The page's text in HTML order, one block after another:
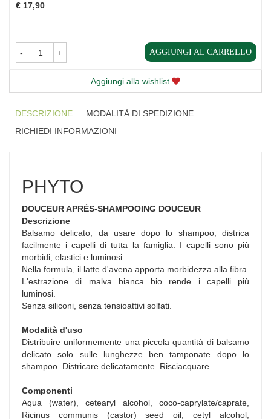
€ 17,90
- + AGGIUNGI AL CARRELLO
Aggiungi alla wishlist
DESCRIZIONE
MODALITÀ DI SPEDIZIONE
RICHIEDI INFORMAZIONI
PHYTO
DOUCEUR APRÈS-SHAMPOOING DOUCEUR
Descrizione
Balsamo delicato, da usare dopo lo shampoo, districa
facilmente i capelli di tutta la famiglia. I capelli sono più
morbidi, elastici e luminosi.
Nella formula, il latte d'avena apporta morbidezza alla fibra.
L'estrazione di malva bianca bio rende i capelli più
luminosi.
Senza siliconi, senza tensioattivi solfati.
Modalità d'uso
Distribuire uniformemente una piccola quantità di balsamo
delicato solo sulle lunghezze ben tamponate dopo lo
shampoo. Districare delicatamente. Risciacquare.
Componenti
Aqua (water), cetearyl alcohol, coco-caprylate/caprate,
Ricinus communis (castor) seed oil, cetyl alcohol,